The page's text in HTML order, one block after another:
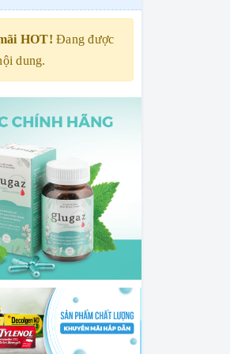
HOT! Đang được
dung.